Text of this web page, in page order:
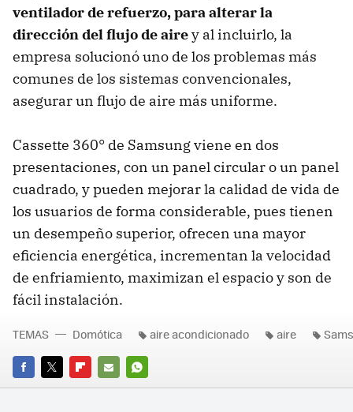
ventilador de refuerzo, para alterar la
dirección del flujo de airey al incluirlo, la
empresa solucionó uno de los problemas más
comunes de los sistemas convencionales,
asegurar un flujo de aire más uniforme.
Cassette 360° de Samsung viene en dos
presentaciones, con un panel circular o un panel
cuadrado, y pueden mejorar la calidad de vida de
los usuarios de forma considerable, pues tienen
un desempeño superior, ofrecen una mayor
eficiencia energética, incrementan la velocidad
de enfriamiento, maximizan el espacio y son de
fácil instalación.
FACEBOOK
TWITTERFLIPBOARD
E-
WHATSAPP
TEMAS Domótica aire acondicionado aire